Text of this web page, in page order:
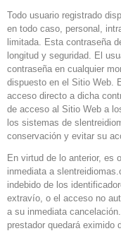
Todo usuario registrado
en todo caso, personal,
limitada. Esta contraseña
longitud y seguridad. El
contraseña en cualquier
dispuesto en el Sitio Web.
acceso directo a dicha
de acceso al Sitio Web a
los sistemas de
conservación y evitar su
En virtud de lo anterior, es
inmediata a
indebido de los
extravío, o el acceso no
a su inmediata
prestador quedará eximido